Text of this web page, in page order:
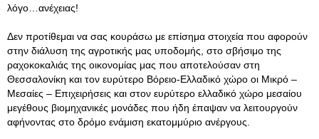
λόγο…ανέχειας!
Δεν προτίθεμαι να σας κουράσω με επίσημα στοιχεία που αφορούν
στην διάλυση της αγροτικής μας υποδομής, στο σβήσιμο της
ραχοκοκαλιάς της οικονομίας μας που αποτελούσαν στη
Θεσσαλονίκη και τον ευρύτερο Βόρειο-Ελλαδικό χώρο οι Μικρό –
Μεσαίες – Επιχειρήσεις και στον ευρύτερο ελλαδικό χώρο μεσαίου
μεγέθους βιομηχανικές μονάδες που ήδη έπαψαν να λειτουργούν
αφήνοντας στο δρόμο ενάμιση εκατομμύριο ανέργους.